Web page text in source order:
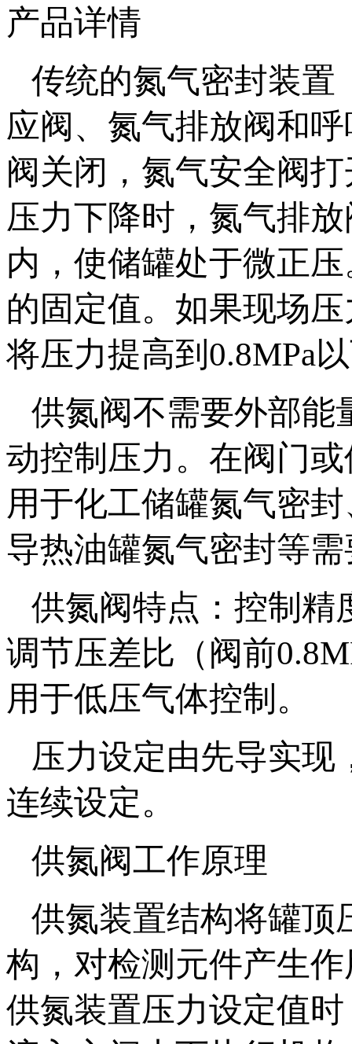
产品详情
传统的氮气密封装置
应阀、氮气排放阀和
阀关闭，氮气安全阀
压力下降时，氮气排
内，使储罐处于微正
的固定值。如果现场压
将压力提高到0.8MPa以下
供氮阀不需要外部能量
动控制压力。在阀门
用于化工储罐氮气密封
导热油罐氮气密封等需
供氮阀特点：控制
调节压差比（阀前
用于低压气体控制。
压力设定由先导实现
连续设定。
供氮阀工作原理
供氮装置结构将罐顶
构，对检测元件产生
供氮装置压力设定值时